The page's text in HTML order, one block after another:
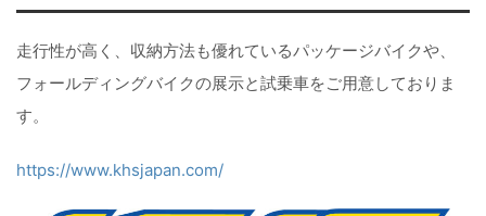
走行性が高く、収納方法も優れているパッケージバイクや、
フォールディングバイクの展示と試乗車をご用意しておりま
す。
https://www.khsjapan.com/